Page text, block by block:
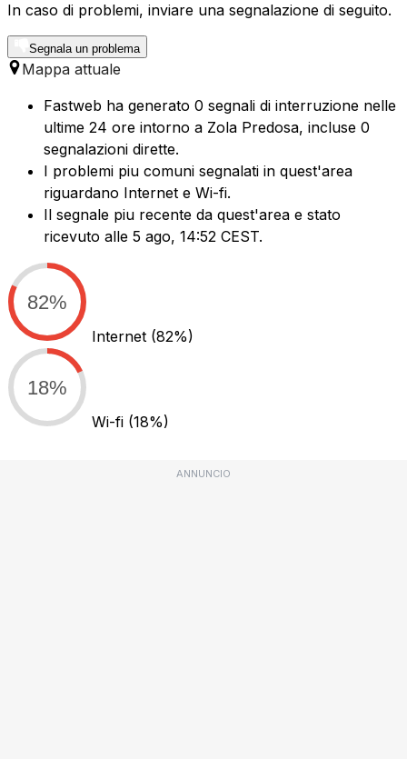
In caso di problemi, inviare una segnalazione di seguito.
Segnala un problema
Mappa attuale
Fastweb ha generato 0 segnali di interruzione nelle
ultime 24 ore intorno a Zola Predosa, incluse 0
segnalazioni dirette.
I problemi piu comuni segnalati in quest'area
riguardano Internet e Wi-fi.
Il segnale piu recente da quest'area e stato
ricevuto alle 5 ago, 14:52 CEST.
82%
Internet (82%)
18%
Wi-fi (18%)
ANNUNCIO